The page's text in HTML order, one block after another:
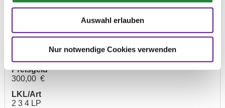
Auswahl erlauben
Nur notwendige Cookies verwenden
Preisgeld
250,00 €
1 2 3 4 LP
01.08.2020 (n 5. Dressurprüfung Kl.M*
Preisgeld
300,00 €
LKL/Art
2 3 4 LP